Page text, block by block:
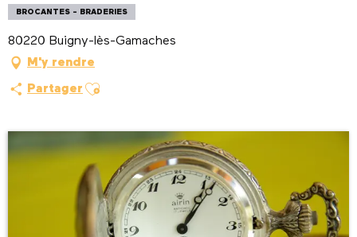
BROCANTES - BRADERIES
80220 Buigny-lès-Gamaches
M'y rendre
Partager Ajouter aux favoris